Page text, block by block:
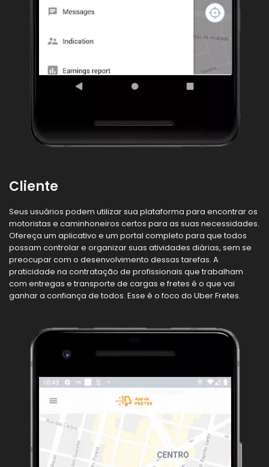
Cliente
Seus usuários podem utilizar sua plataforma para encontrar os
motoristas e caminhoneiros certos para as suas necessidades.
Ofereça um aplicativo e um portal completo para que todos
possam controlar e organizar suas atividades diárias, sem se
preocupar com o desenvolvimento dessas tarefas. A
praticidade na contratação de profissionais que trabalham
com entregas e transporte de cargas e fretes é o que vai
ganhar a confiança de todos. Esse é o foco do Uber Fretes.